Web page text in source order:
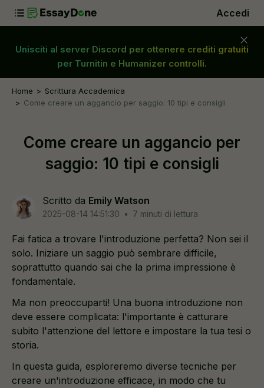
Accedi
Unisciti al server Discord per ottenere crediti gratuiti
per Turnitin e Humanizer controlli.
Home
Scrittura Accademica
Come creare un aggancio per saggio: 10 tipi e consigli
Come creare un aggancio per
saggio: 10 tipi e consigli
Scritto da Emily Watson
2025-08-14 14:51:30 • 7 minuti di lettura
Fai fatica a trovare l'introduzione perfetta? Non sei il
solo. Iniziare un saggio può sembrare difficile,
soprattutto quando sai che la prima impressione è
fondamentale.
Ma non preoccuparti! Una buona introduzione non
deve essere complicata: l'importante è catturare
subito l'attenzione del lettore e impostare la tua tesi o
storia.
In questa guida, esploreremo diverse tecniche per
creare un'introduzione efficace, in modo che tu